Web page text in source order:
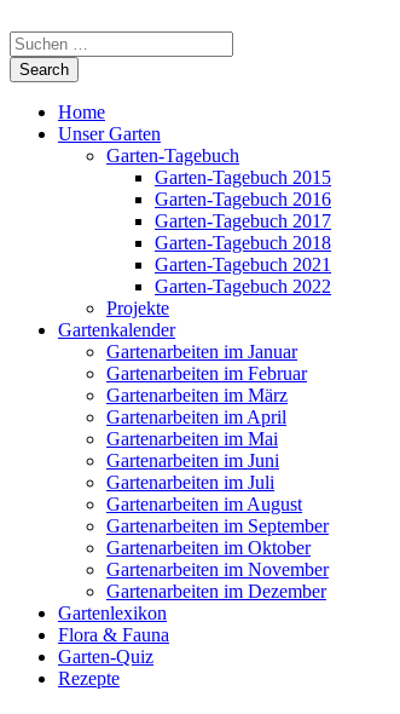
Home
Unser Garten
Garten-Tagebuch
Garten-Tagebuch 2015
Garten-Tagebuch 2016
Garten-Tagebuch 2017
Garten-Tagebuch 2018
Garten-Tagebuch 2021
Garten-Tagebuch 2022
Projekte
Gartenkalender
Gartenarbeiten im Januar
Gartenarbeiten im Februar
Gartenarbeiten im März
Gartenarbeiten im April
Gartenarbeiten im Mai
Gartenarbeiten im Juni
Gartenarbeiten im Juli
Gartenarbeiten im August
Gartenarbeiten im September
Gartenarbeiten im Oktober
Gartenarbeiten im November
Gartenarbeiten im Dezember
Gartenlexikon
Flora & Fauna
Garten-Quiz
Rezepte